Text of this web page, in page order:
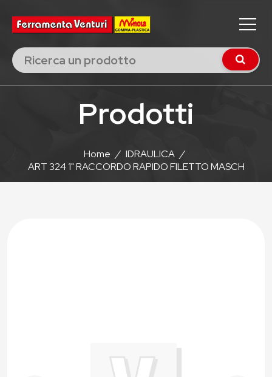
Prodotti
Home / IDRAULICA /
ART 324 1" RACCORDO RAPIDO FILETTO MASCH